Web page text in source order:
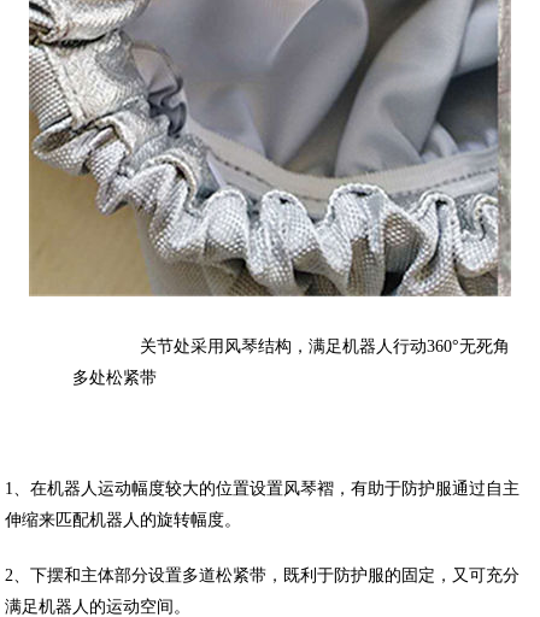
关节处采用风琴结构，满足机器人行动360°无死角
多处松紧带
1、在机器人运动幅度较大的位置设置风琴褶，有助于防护服通过自主
伸缩来匹配机器人的旋转幅度。
2、下摆和主体部分设置多道松紧带，既利于防护服的固定，又可充分
满足机器人的运动空间。